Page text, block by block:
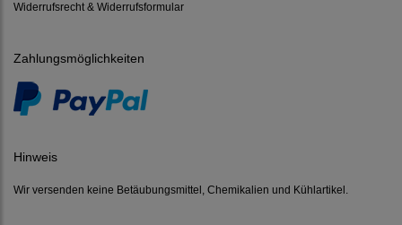
Widerrufsrecht & Widerrufsformular
Zahlungsmöglichkeiten
Hinweis
Wir versenden keine Betäubungsmittel, Chemikalien und Kühlartikel.